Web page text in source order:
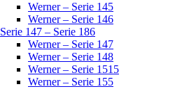
Werner – Serie 145
Werner – Serie 146
Serie 147 – Serie 186
Werner – Serie 147
Werner – Serie 148
Werner – Serie 1515
Werner – Serie 155